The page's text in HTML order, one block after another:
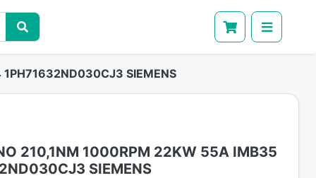
SIEMENS
210,1NM 1000RPM 22KW 55A IMB35
SIEMENS